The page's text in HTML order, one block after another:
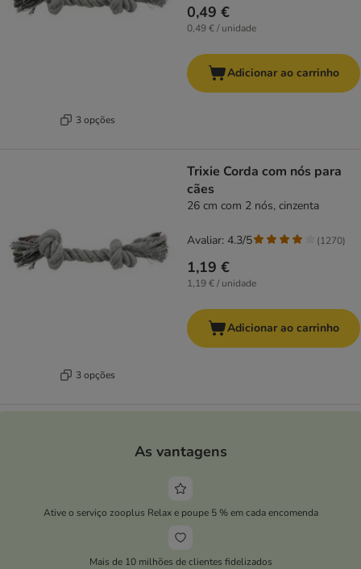
3 opções
0,49 €
0,49 € / unidade
Adicionar ao carrinho
3 opções
Trixie Corda com nós para
cães
26 cm com 2 nós, cinzenta
1,19 €
1,19 € / unidade
Avaliar: 4.3/5 (1270)
Adicionar ao carrinho
As vantagens
Ative o serviço zooplus Relax e poupe 5 % em cada encomenda
Mais de 10 milhões de clientes fidelizados